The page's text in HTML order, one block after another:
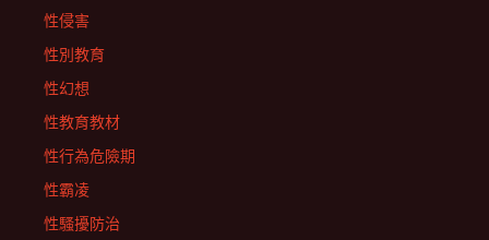
性侵害
性別教育
性幻想
性教育教材
性行為危險期
性霸凌
性騷擾防治